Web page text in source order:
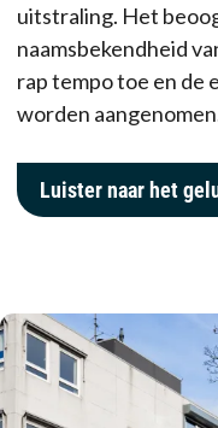
uitstraling. Het
naamsbekendheid
rap tempo toe en de
worden
Luister naar het